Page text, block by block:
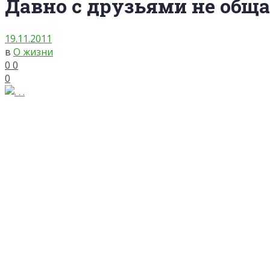
Давно с друзьями не
19.11.2011
в О жизни
0 0
0